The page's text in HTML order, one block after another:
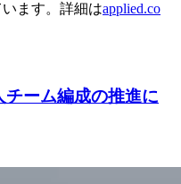
ます。詳細はapplied.co
ーム編成の推進に